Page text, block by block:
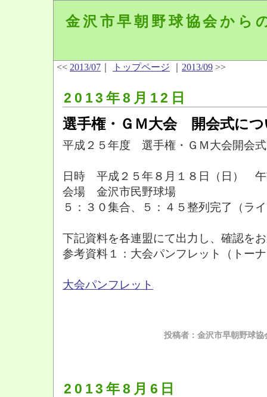
金沢市早朝野球協会から
<< 2013/07 トップページ 2013/09 >>
2013年8月12日
選手権・ＧＭ大会 開会式につ
平成２５年度 選手権・ＧＭ大会開会
日時 平成２５年８月１８日（日） 午
会場 金沢市民野球場
５：３０集合、５：４５整列完了（ラ
下記資料を各連盟にて出力し、確認を
参考資料１：大会パンフレット（トー
大会パンフレット
投稿者：金沢市早朝野球
2013年8月6日